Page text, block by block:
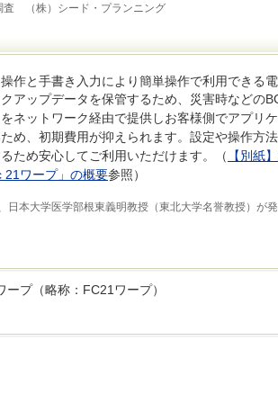
査 （株）シード・プランニング
作と手書き入力により簡単操作で利用できる
アップデータを保管するため、災害時などの
ネットワーク経由で提供しお客様側でアプリ
め、初期費用が抑えられます。設定や操作方
ため安心してご利用いただけます。（
【別紙
ワープ」の概要参照）
日本大学医学部根東義明教授（東北大学名誉教授）が
プ（略称：FC21ワープ）